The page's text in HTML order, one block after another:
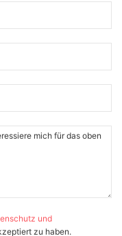
und
zu haben.